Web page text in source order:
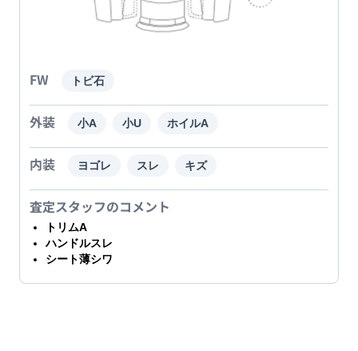
FW トビ石
外装 小A 小U ホイルA
内装 ヨゴレ スレ キズ
査定スタッフのコメント
トリムA
ハンドルスレ
シート薄シワ